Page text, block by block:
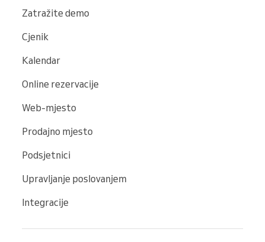
Zatražite demo
Cjenik
Kalendar
Online rezervacije
Web-mjesto
Prodajno mjesto
Podsjetnici
Upravljanje poslovanjem
Integracije